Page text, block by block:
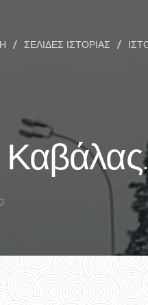
ΣΕΛΊΔΕΣ ΙΣΤΟΡΊΑΣ